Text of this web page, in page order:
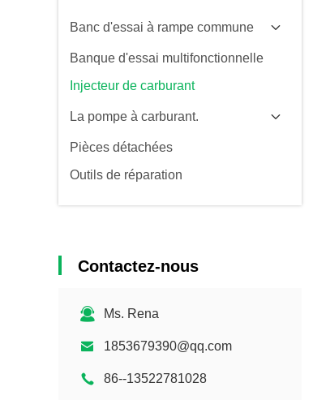
Banc d'essai à rampe commune
Banque d'essai multifonctionnelle
Injecteur de carburant
La pompe à carburant.
Pièces détachées
Outils de réparation
Contactez-nous
Ms. Rena
1853679390@qq.com
86--13522781028